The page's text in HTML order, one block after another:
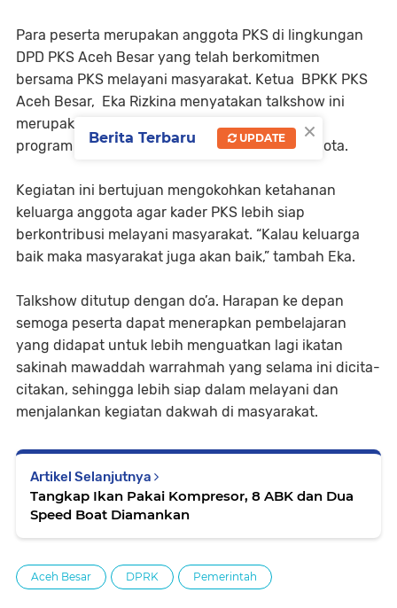
Para peserta merupakan anggota PKS di lingkungan
DPD PKS Aceh Besar yang telah berkomitmen
bersama PKS melayani masyarakat. Ketua BPKK PKS
Aceh Besar, Eka Rizkina menyatakan talkshow ini
merupakan salah satu kegiatan dari rangkaian
program penguatan ketahanan keluarga anggota.
Kegiatan ini bertujuan mengokohkan ketahanan
keluarga anggota agar kader PKS lebih siap
berkontribusi melayani masyarakat. “Kalau keluarga
baik maka masyarakat juga akan baik,” tambah Eka.
Talkshow ditutup dengan do’a. Harapan ke depan
semoga peserta dapat menerapkan pembelajaran
yang didapat untuk lebih menguatkan lagi ikatan
sakinah mawaddah warrahmah yang selama ini dicita-
citakan, sehingga lebih siap dalam melayani dan
menjalankan kegiatan dakwah di masyarakat.
Artikel Selanjutnya
Tangkap Ikan Pakai Kompresor, 8 ABK dan Dua
Speed Boat Diamankan
Aceh Besar DPRK Pemerintah
×
Berita Terbaru UPDATE